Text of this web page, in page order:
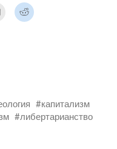
Click Click
to
капитализм
либертарианство